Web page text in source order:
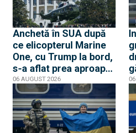
Anchetă în SUA după
ce elicopterul Marine
One, cu Trump la bord,
s-a aflat prea aproape
de un avion de linie.
Casa Albă transmite
că Trump nu s-a aflat
niciun moment în
pericol
06 AUGUST 2026